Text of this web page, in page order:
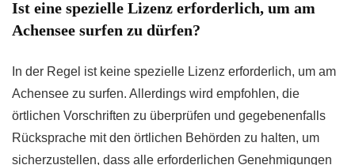
Ist eine spezielle Lizenz erforderlich, um am
Achensee surfen zu dürfen?
In der Regel ist keine spezielle Lizenz erforderlich, um am
Achensee zu surfen. Allerdings wird empfohlen, die
örtlichen Vorschriften zu überprüfen und gegebenenfalls
Rücksprache mit den örtlichen Behörden zu halten, um
sicherzustellen, dass alle erforderlichen Genehmigungen